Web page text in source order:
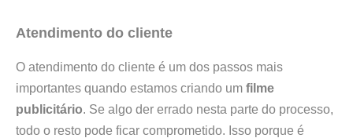
Atendimento do cliente
O atendimento do cliente é um dos passos mais
importantes quando estamos criando um filme
publicitário. Se algo der errado nesta parte do processo,
todo o resto pode ficar comprometido. Isso porque é